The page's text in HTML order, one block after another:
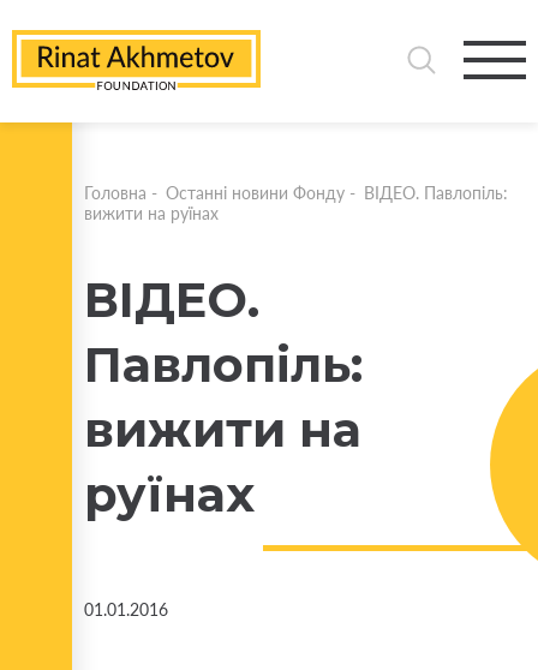
Головна - Останні новини Фонду - ВІДЕО. Павлопіль:
вижити на руїнах
ВІДЕО.
Павлопіль:
вижити на
руїнах
01.01.2016